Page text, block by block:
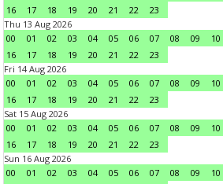
16
17 18 19 20 21 22
23
Thu 13 Aug 2026
00
01 02 03 04 05 06 07 08 09 10
16
17 18 19 20 21 22
23
Fri 14 Aug 2026
00
01 02 03 04 05 06 07 08 09 10
16
17 18 19 20 21 22
23
Sat 15 Aug 2026
00
01 02 03 04 05 06 07 08 09 10
16
17 18 19 20 21 22
23
Sun 16 Aug 2026
00
01 02 03 04 05 06 07 08 09 10